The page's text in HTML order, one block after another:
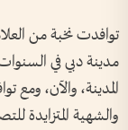
توافدت نخبة من
مدينة دبي في
المدينة، والآن، ومع
والشهية المتزايدة